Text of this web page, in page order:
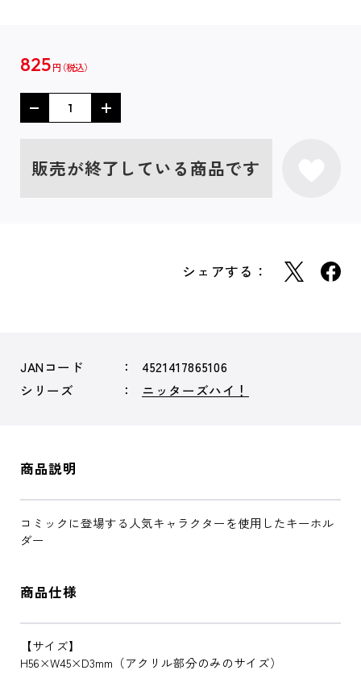
825 円
販売が終了している商品です
シェアする：
JANコード
4521417865106
シリーズ
ニッターズハイ！
商品説明
コミックに登場する人気キャラクターを使用したキーホル
ダー
商品仕様
【サイズ】
H56×W45×D3mm（アクリル部分のみのサイズ）